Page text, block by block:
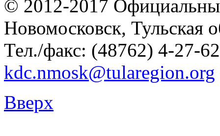
© 2012-2017
Новомосковск, Тульская
Тел./факс: (48762) 4-27-
kdc.nmosk@tularegion.org
Вверх